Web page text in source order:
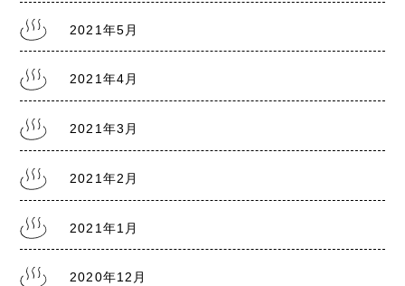
2021.7.28
熊本銭湯の日記『リスクレベル5 厳戒警報』
2021年5月
2021年4月
2021年3月
2021年2月
2021年1月
2020年12月